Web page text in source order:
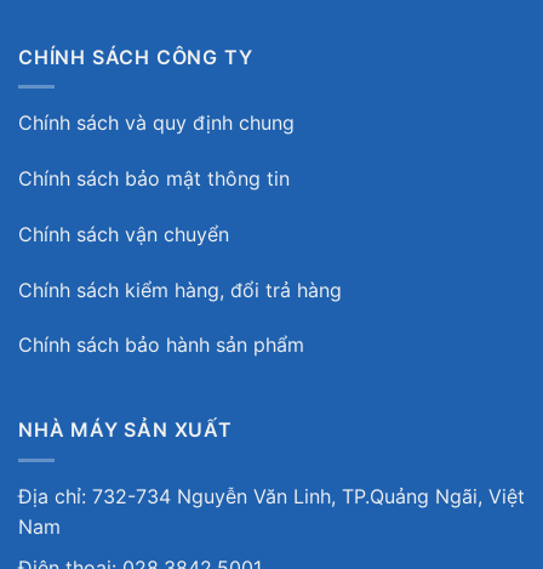
CHÍNH SÁCH CÔNG TY
Chính sách và quy định chung
Chính sách bảo mật thông tin
Chính sách vận chuyển
Chính sách kiểm hàng, đổi trả hàng
Chính sách bảo hành sản phẩm
NHÀ MÁY SẢN XUẤT
Địa chỉ: 732-734 Nguyễn Văn Linh, TP.Quảng Ngãi, Việt
Nam